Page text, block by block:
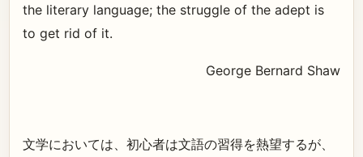
the literary language; the struggle of the adept is
to get rid of it.
George Bernard Shaw
文学においては、初心者は文語の習得を熱望するが、